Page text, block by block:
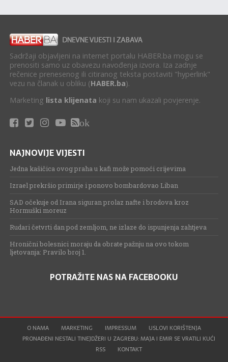
Sadržaji objavljeni na internet portalu HABER.ba mogu se
prenositi samo uz obavezu navođenja izvora. Iza zadnje
rečenice prenesenog ili citiranog teksta postaviti "hyperlink"
vezu na članak u obliku (HABER.ba).
Marketing lista klijenata koji su nam ukazali povjerenje.
ok
NAJNOVIJE VIJESTI
Jedna kašičica ovog praha u kafi može pomoći crijevima
Izrael prekršio primirje i ponovo bombardovao Liban
SAD očekuje od Irana siguran prolaz nafte i brodova kroz
Hormuški moreuz
Rudari četvrti dan pod zemljom, ne izlaze do ispunjenja zahtjeva
Hronični bolesnici moraju da obrate pažnju na ovo tokom
ljetovanja: Pravilo broj 1.
POTRAŽITE NAS NA FACEBOOKU
O NAMA MARKETING IMPRESSUM
USLOVI KORIŠTENJA
PRONAĐENI NESTALI TINEJDŽERI U ZAGREBU: MAJA I EMIR SE VRATILI KUĆI
RSS
KONTAKT